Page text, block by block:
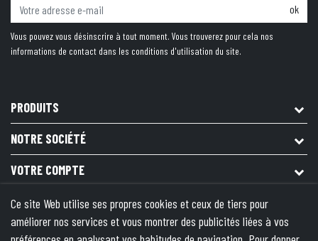
ok
Vous pouvez vous désinscrire à tout moment. Vous trouverez pour cela nos
informations de contact dans les conditions d'utilisation du site.
PRODUITS
NOTRE SOCIÉTÉ
VOTRE COMPTE
INFORMATIONS
Ce site Web utilise ses propres cookies et ceux de tiers pour
améliorer nos services et vous montrer des publicités liées à vos
© 2026 - Theme by Wepika - This site is protected by reCAPTCHA